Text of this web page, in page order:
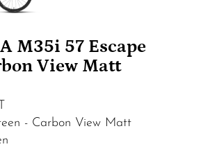
M35i 57 Escape
View Matt
- Carbon View Matt